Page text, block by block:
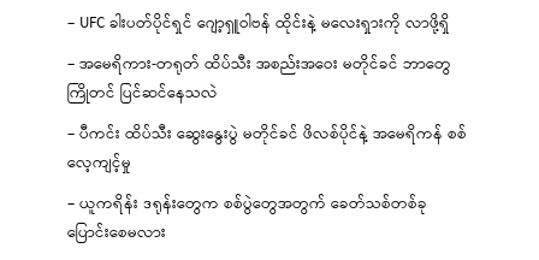
– UFC ခါးပတ်ပိုင်ရှင် ဂျော့ရှူဝါဗန် ထိုင်းနဲ့ မလေးရှားကို လာဖို့ရှိ
– အမေရိကား-တရုတ် ထိပ်သီး အစည်းအဝေး မတိုင်ခင် ဘာတွေ
ကြိုတင် ပြင်ဆင်နေသလဲ
– ပီကင်း ထိပ်သီး ဆွေးနွေးပွဲ မတိုင်ခင် ဖိလစ်ပိုင်နဲ့ အမေရိကန် စစ်
လေ့ကျင့်မှု
– ယူကရိန်း ဒရုန်းတွေက စစ်ပွဲတွေအတွက် ခေတ်သစ်တစ်ခု
ပြောင်းစေမလား